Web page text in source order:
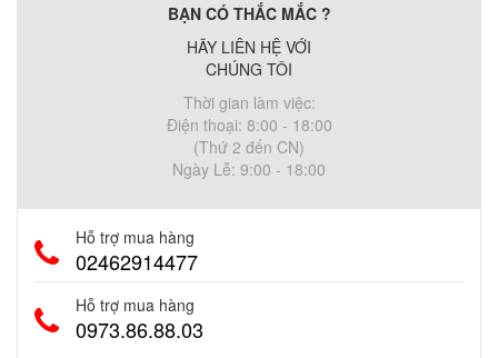
BẠN CÓ THẮC MẮC ?
HÃY LIÊN HỆ VỚI
CHÚNG TÔI
Thời gian làm việc:
Điện thoại: 8:00 - 18:00
(Thứ 2 đến CN)
Ngày Lễ: 9:00 - 18:00
Hỗ trợ mua hàng
02462914477
Hỗ trợ mua hàng
0973.86.88.03